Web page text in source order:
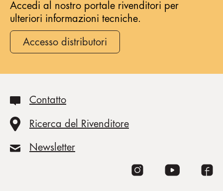
Accedi al nostro portale rivenditori per
ulteriori informazioni tecniche.
Accesso distributori
Contatto
Ricerca del Rivenditore
Newsletter